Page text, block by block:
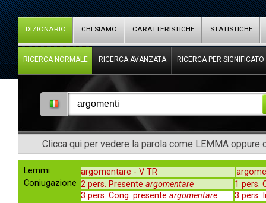
DIZIONARIO CHI SIAMO CARATTERISTICHE STATISTICHE
RICERCA NORMALE RICERCA AVANZATA RICERCA PER SIGNIFICATO
Clicca qui per vedere la parola come LEMMA oppure
Lemmi argomentare - V TR
Coniugazione 2 pers. Presente argomentare
1 pers.
3 pers. Cong. presente argomentare 3 pers.